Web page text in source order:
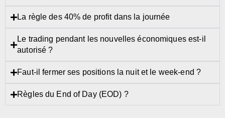
La règle des 40% de profit dans la journée
Le trading pendant les nouvelles économiques est-il
autorisé ?
Faut-il fermer ses positions la nuit et le week-end ?
Règles du End of Day (EOD) ?